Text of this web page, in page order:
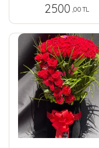
2500 ,00 TL